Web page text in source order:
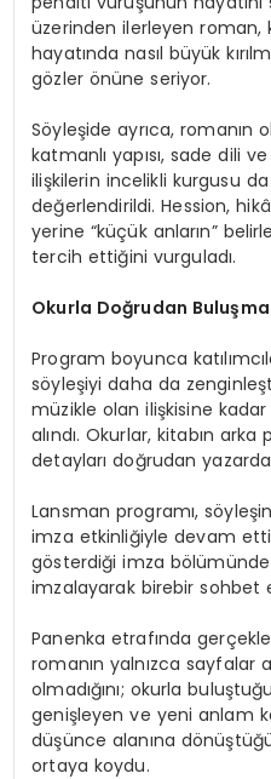
üzerinden ilerleyen roman,
hayatında nasıl büyük
gözler önüne seriyor.
Söyleşide ayrıca, romanın
katmanlı yapısı, sade dili
ilişkilerin incelikli kurgusu
değerlendirildi. Hession,
yerine “küçük anların”
tercih ettiğini vurguladı.
Okurla Doğrudan Buluşma
Program boyunca
söyleşiyi daha da
müzikle olan ilişkisine kadar
alındı. Okurlar, kitabın
detayları doğrudan
Lansman programı,
imza etkinliğiyle devam
gösterdiği imza bölümünde
imzalayarak birebir sohbet
Panenka etrafında
romanın yalnızca sayfalar
olmadığını; okurla
genişleyen ve yeni anlam
düşünce alanına
ortaya koydu.